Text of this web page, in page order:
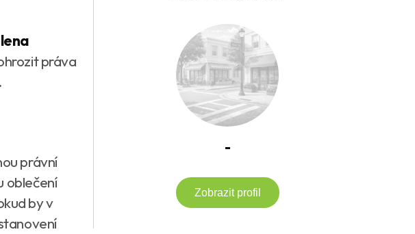
práva
právní
oblečení
by v
-
Zobrazit profil